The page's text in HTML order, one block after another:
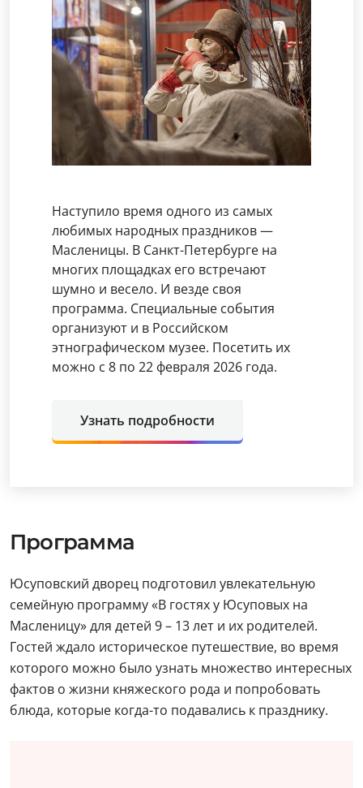
Наступило время одного из самых
любимых народных праздников —
Масленицы. В Санкт-Петербурге на
многих площадках его встречают
шумно и весело. И везде своя
программа. Специальные события
организуют и в Российском
этнографическом музее. Посетить их
можно с 8 по 22 февраля 2026 года.
Узнать подробности
Программа
Юсуповский дворец подготовил увлекательную
семейную программу «В гостях у Юсуповых на
Масленицу» для детей 9 – 13 лет и их родителей.
Гостей ждало историческое путешествие, во время
которого можно было узнать множество интересных
фактов о жизни княжеского рода и попробовать
блюда, которые когда-то подавались к празднику.